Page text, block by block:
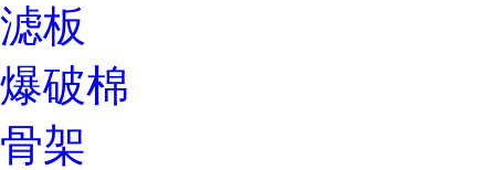
滤板
爆破棉
骨架